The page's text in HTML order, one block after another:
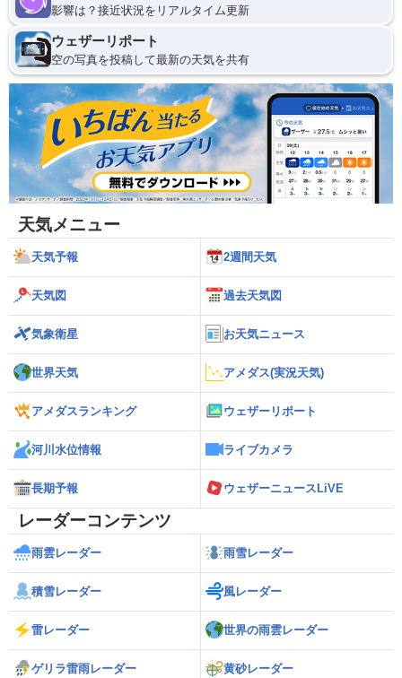
影響は？接近状況をリアルタイム更新
ウェザーリポート
空の写真を投稿して最新の天気を共有
天気メニュー
天気予報 2週間天気
天気図 過去天気図
気象衛星 お天気ニュース
世界天気 アメダス(実況天気)
アメダスランキング ウェザーリポート
河川水位情報 ライブカメラ
長期予報 ウェザーニュースLiVE
レーダーコンテンツ
雨雲レーダー 雨雪レーダー
積雪レーダー 風レーダー
雷レーダー 世界の雨雲レーダー
ゲリラ雷雨レーダー 黄砂レーダー